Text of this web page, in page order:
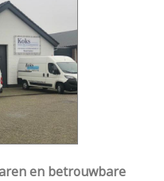
en betrouwbare